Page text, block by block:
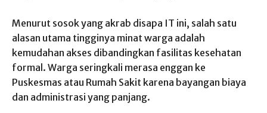
Menurut sosok yang akrab disapa IT ini, salah satu
alasan utama tingginya minat warga adalah
kemudahan akses dibandingkan fasilitas kesehatan
formal. Warga seringkali merasa enggan ke
Puskesmas atau Rumah Sakit karena bayangan biaya
dan administrasi yang panjang.